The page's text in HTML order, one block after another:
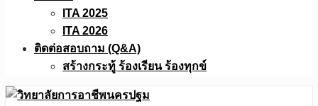
ITA 2025
ITA 2026
ติดต่อสอบถาม (Q&A)
สร้างกระทู้ ร้องเรียน ร้องทุกข์